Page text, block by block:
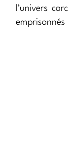
l’univers
emprisonnés